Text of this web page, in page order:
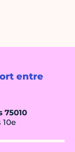
entre
75010
10e